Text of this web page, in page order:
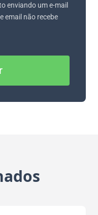
enviando um e-mail
email não recebe